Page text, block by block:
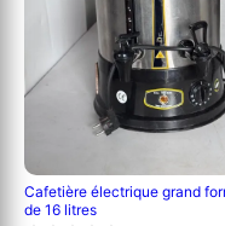
Cafetière électrique grand
de 16 litres